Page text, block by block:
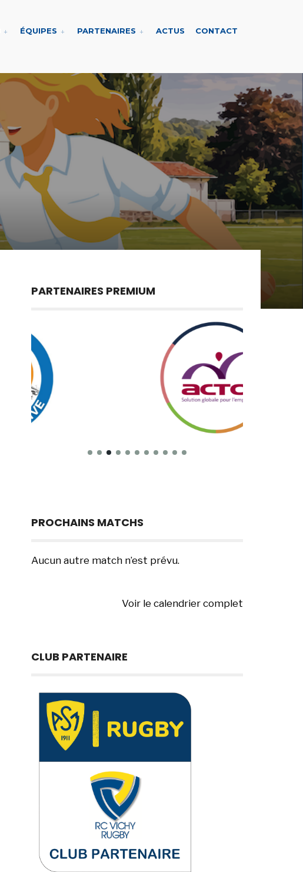
ÉQUIPES PARTENAIRES ACTUS CONTACT
PARTENAIRES PREMIUM
PROCHAINS MATCHS
Aucun autre match n’est prévu.
Voir le calendrier complet
CLUB PARTENAIRE